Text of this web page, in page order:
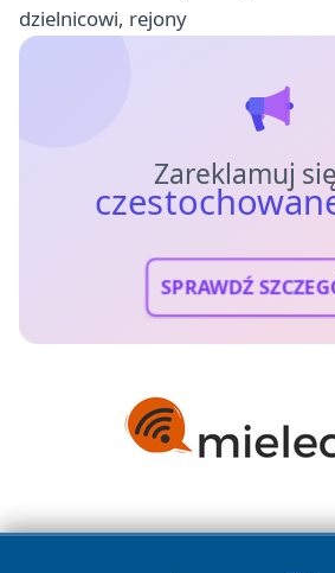
dzielnicowi, rejony
Zareklamuj
SPRAWDŹ